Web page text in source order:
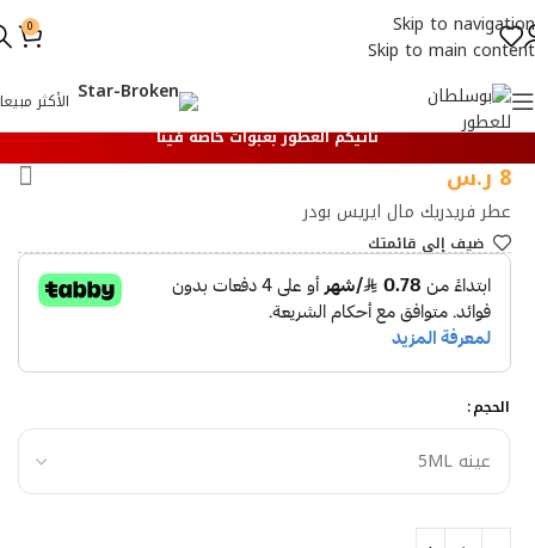
Skip to navigation
Skip to main content
0
الأكثر مبيعا
تأتيكم العطور بعبوات خاصة فينا
عطر فريدريك مال ايريس بودر
8 ر.س
ضيف إلي قائمتك
الحجم